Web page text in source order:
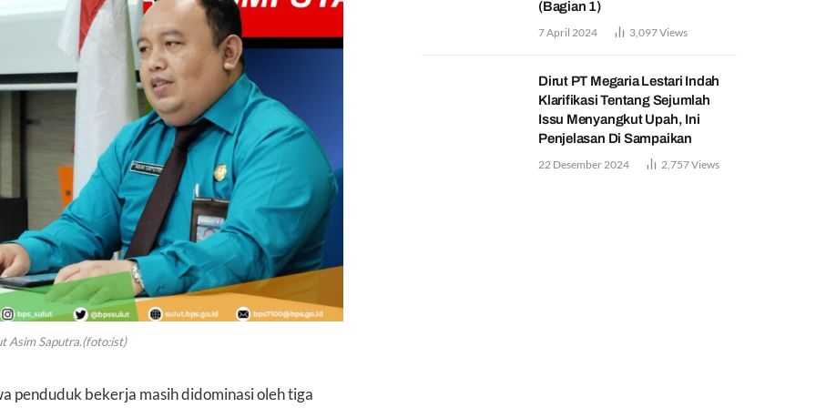
Asim Saputra.(foto:ist)
penduduk bekerja masih didominasi oleh tiga
(Bagian 1)
7 April 2024 3,097Views
Dirut PT Megaria Lestari Indah
Klarifikasi Tentang Sejumlah
Issu Menyangkut Upah, Ini
Penjelasan Di Sampaikan
22 Desember 2024 2,757Views